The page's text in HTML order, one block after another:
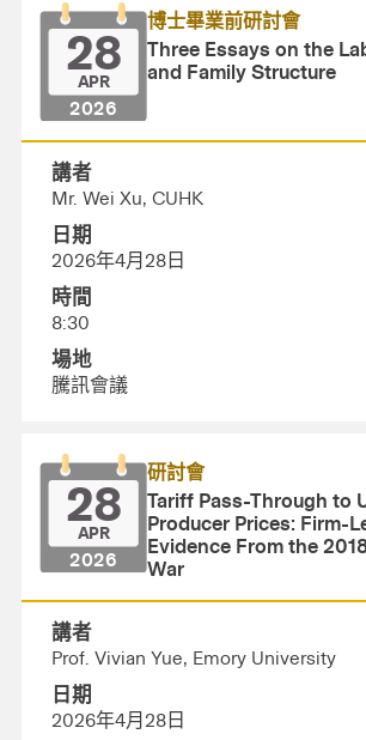
28
APR
2026
博士畢業前研討會
Three Essays on the
and Family Structure
講者
Mr. Wei Xu, CUHK
日期
2026年4月28日
時間
8:30
場地
騰訊會議
28
APR
2026
研討會
Tariff Pass-Through to
Producer Prices: Firm-
Evidence From the
War
講者
Prof. Vivian Yue, Emory University
日期
2026年4月28日